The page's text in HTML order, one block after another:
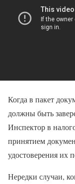
Когда в пакет
должны быть
Инспектор в
принятием
удостоверения их
Нередки случаи,